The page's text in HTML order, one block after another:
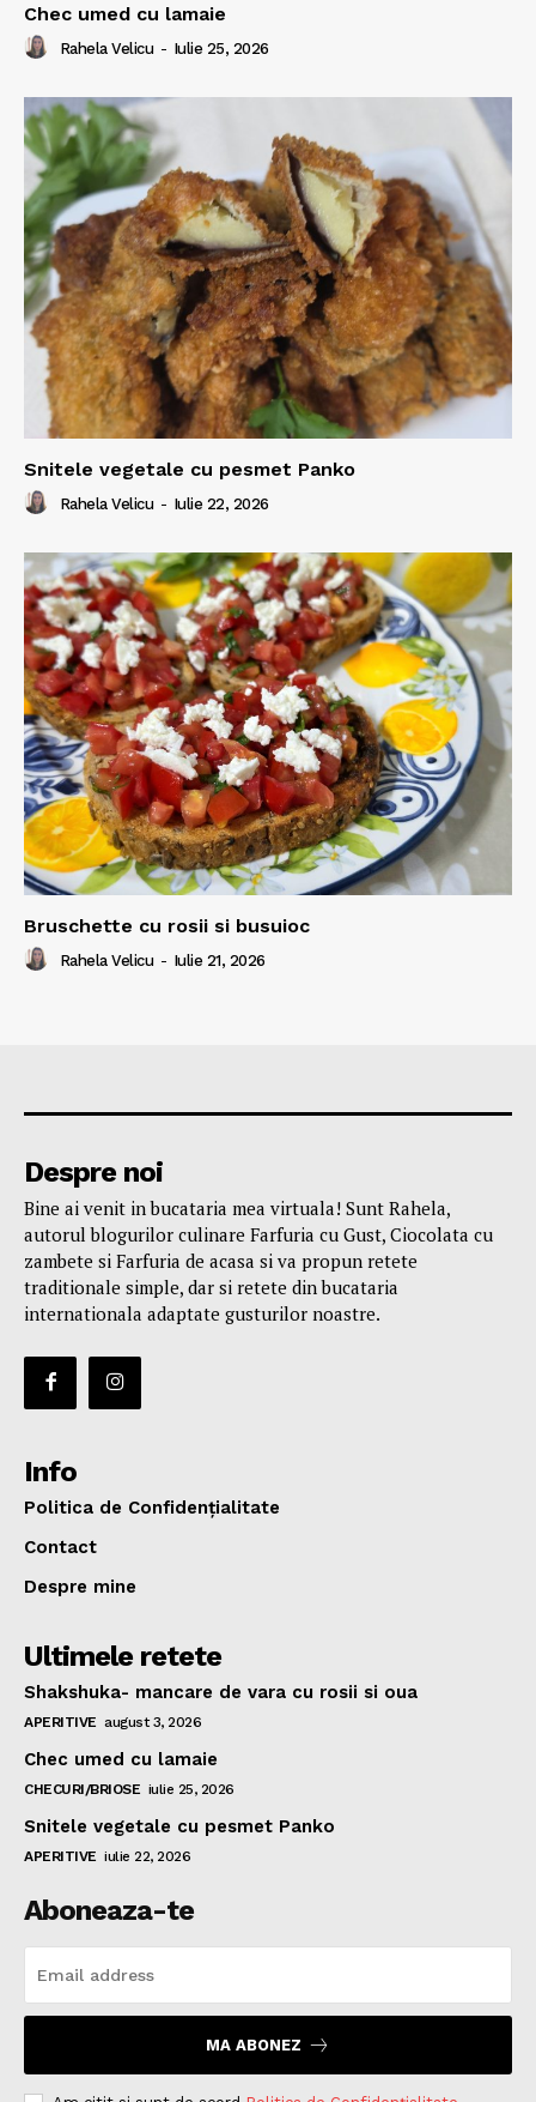
Chec umed cu lamaie
Rahela Velicu - Iulie 25, 2026
Snitele vegetale cu pesmet Panko
Rahela Velicu - Iulie 22, 2026
Bruschette cu rosii si busuioc
Rahela Velicu - Iulie 21, 2026
Despre noi
Bine ai venit in bucataria mea virtuala! Sunt Rahela,
autorul blogurilor culinare Farfuria cu Gust, Ciocolata cu
zambete si Farfuria de acasa si va propun retete
traditionale simple, dar si retete din bucataria
internationala adaptate gusturilor noastre.
Info
Politica de Confidențialitate
Contact
Despre mine
Ultimele retete
Shakshuka- mancare de vara cu rosii si oua
APERITIVE august 3, 2026
Chec umed cu lamaie
CHECURI/BRIOSE iulie 25, 2026
Snitele vegetale cu pesmet Panko
APERITIVE iulie 22, 2026
Aboneaza-te
MA ABONEZ